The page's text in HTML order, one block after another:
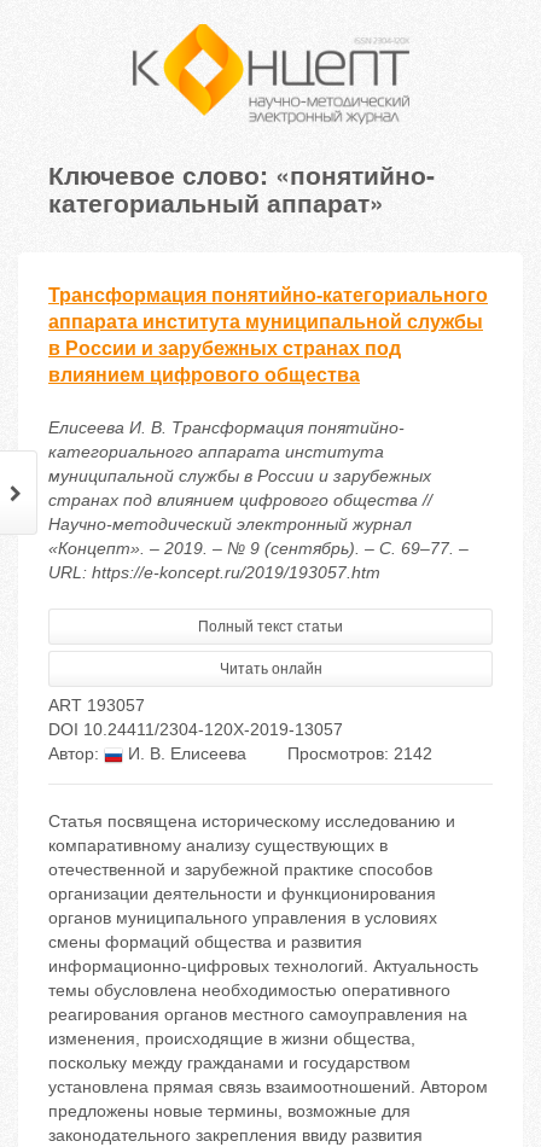
Ключевое слово: «понятийно-
категориальный аппарат»
Трансформация понятийно-категориального
аппарата института муниципальной службы
в России и зарубежных странах под
влиянием цифрового общества
Елисеева И. В. Трансформация понятийно-
категориального аппарата института
муниципальной службы в России и зарубежных
странах под влиянием цифрового общества //
Научно-методический электронный журнал
«Концепт». – 2019. – № 9 (сентябрь). – С. 69–77. –
URL: https://e-koncept.ru/2019/193057.htm
Полный текст статьи
Читать онлайн
ART 193057
DOI 10.24411/2304-120X-2019-13057
Автор:
И. В. Елисеева Просмотров: 2142
Статья посвящена историческому исследованию и
компаративному анализу существующих в
отечественной и зарубежной практике способов
организации деятельности и функционирования
органов муниципального управления в условиях
смены формаций общества и развития
информационно-цифровых технологий. Актуальность
темы обусловлена необходимостью оперативного
реагирования органов местного самоуправления на
изменения, происходящие в жизни общества,
поскольку между гражданами и государством
установлена прямая связь взаимоотношений. Автором
предложены новые термины, возможные для
законодательного закрепления ввиду развития